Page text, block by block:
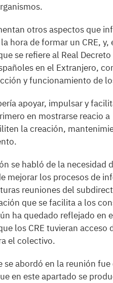
otros aspectos que
hora de formar un CRE,
se refiere al Real
en el Extranjero,
y funcionamiento de
apoyar, impulsar y
en mostrarse reacio
la creación,
se habló de la
mejorar los procesos de
reuniones del
que se facilita a los
ha quedado reflejado en
los CRE tuvieran
el colectivo.
se abordó en la reunión
en este apartado se